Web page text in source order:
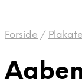
Forside /